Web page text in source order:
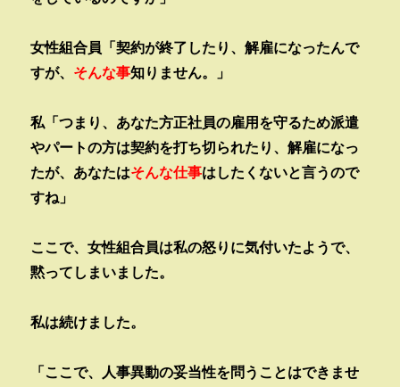
女性組合員「契約が終了したり、解雇になったんで
すが、 そんな事知りません。」
私「つまり、あなた方正社員の雇用を守るため派遣
やパートの方は契約を打ち切られたり、解雇になっ
たが、あなたはそんな仕事はしたくないと言うので
すね」
ここで、女性組合員は私の怒りに気付いたようで、
黙ってしまいました。
私は続けました。
「ここで、人事異動の妥当性を問うことはできませ